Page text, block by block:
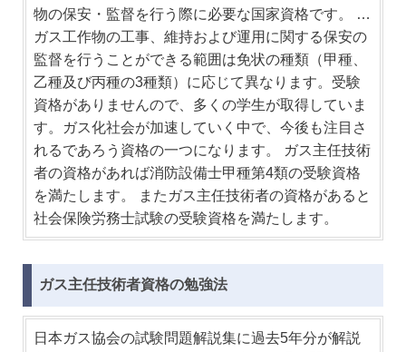
物の保安・監督を行う際に必要な国家資格です。 …
ガス工作物の工事、維持および運用に関する保安の
監督を行うことができる範囲は免状の種類（甲種、
乙種及び丙種の3種類）に応じて異なります。受験
資格がありませんので、多くの学生が取得していま
す。ガス化社会が加速していく中で、今後も注目さ
れるであろう資格の一つになります。 ガス主任技術
者の資格があれば消防設備士甲種第4類の受験資格
を満たします。 またガス主任技術者の資格があると
社会保険労務士試験の受験資格を満たします。
ガス主任技術者資格の勉強法
日本ガス協会の試験問題解説集に過去5年分が解説